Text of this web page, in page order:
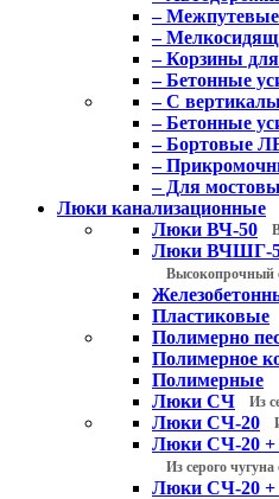
– Межпутевые
–
– Корзины
– Бетонные
– С
– Бетонные
– Бортовые
–
– Для
Люки канализационные
Люки ВЧ-50
Люки ВЧШГ-
Высокопрочный
Пластиковые
Полимерно
Полимерное
Полимерные
Люки СЧ
Из
Люки СЧ-20
Люки СЧ-20 +
Из серого
Люки СЧ-20 +